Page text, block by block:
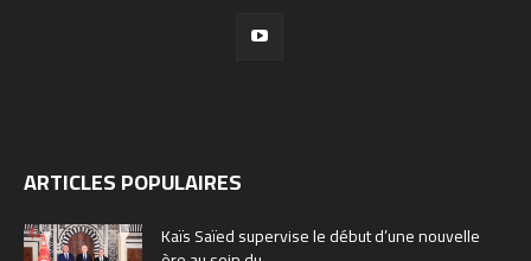
ARTICLES POPULAIRES
Kaïs Saïed supervise le début d’une nouvelle